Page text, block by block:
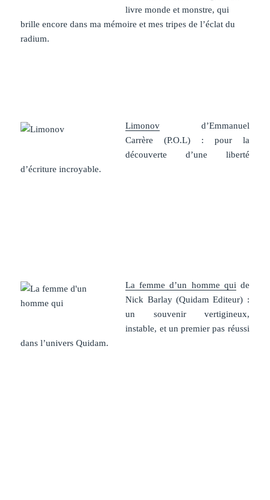
livre monde et monstre, qui
brille encore dans ma mémoire et mes tripes de l’éclat du
radium.
Limonov d’Emmanuel
Carrère (P.O.L) : pour la
découverte d’une liberté
d’écriture incroyable.
La femme d’un homme quide
Nick Barlay (Quidam Editeur) :
un souvenir vertigineux,
instable, et un premier pas réussi
dans l’univers Quidam.